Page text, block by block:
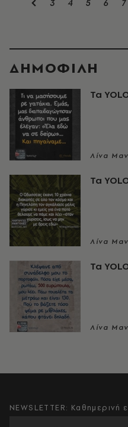
3 4 5 6 7
ΔΗΜΟΦΙΛΗ
Τα
Λίνα
Τα
Λίνα
Τα
Λίνα
NEWSLETTER: